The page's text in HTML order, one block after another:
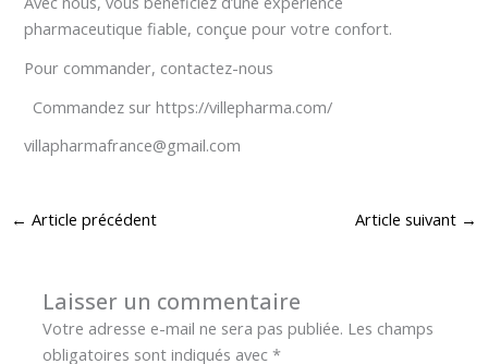
pharmaceutique fiable, conçue pour votre confort.
Pour commander, contactez-nous
Commandez sur https://villepharma.com/
villapharmafrance@gmail.com
← Article précédent Article suivant →
Laisser un commentaire
Votre adresse e-mail ne sera pas publiée. Les champs
obligatoires sont indiqués avec*